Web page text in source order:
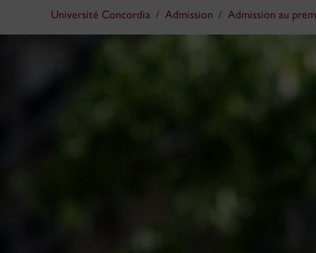
Université Concordia Admission Admission au